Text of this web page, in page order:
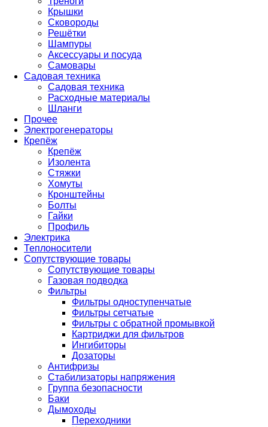
Крышки
Сковороды
Решётки
Шампуры
Аксессуары и посуда
Самовары
Садовая техника
Садовая техника
Расходные материалы
Шланги
Прочее
Электрогенераторы
Крепёж
Крепёж
Изолента
Стяжки
Хомуты
Кронштейны
Болты
Гайки
Профиль
Электрика
Теплоносители
Сопутствующие товары
Сопутствующие товары
Газовая подводка
Фильтры
Фильтры одноступенчатые
Фильтры сетчатые
Фильтры с обратной промывкой
Картриджи для фильтров
Ингибиторы
Дозаторы
Антифризы
Стабилизаторы напряжения
Группа безопасности
Баки
Дымоходы
Переходники